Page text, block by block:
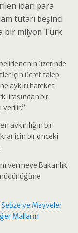
idari para
tutarı beşinci
bir milyon Türk
üzerinde
için ücret talep
aykırı hareket
lirasından bir
verilir.”
aykırılığın bir
için bir önceki
vermeye Bakanlık
Sebze ve Meyveler
Malların